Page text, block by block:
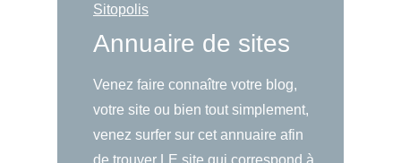
Sitopolis
Annuaire de sites
Venez faire connaître votre blog,
votre site ou bien tout simplement,
venez surfer sur cet annuaire afin